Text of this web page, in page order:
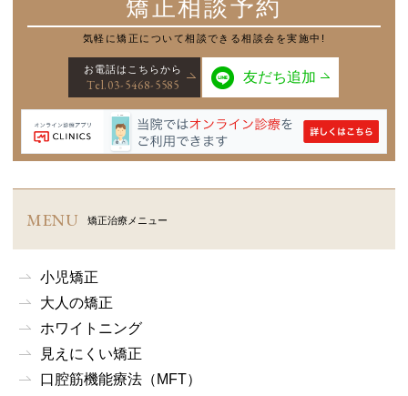
矯正相談予約
気軽に矯正について相談できる相談会を実施中!
お電話はこちらから
Tel.03-5468-5585
友だち追加
MENU 矯正治療メニュー
小児矯正
大人の矯正
ホワイトニング
見えにくい矯正
口腔筋機能療法 （MFT）